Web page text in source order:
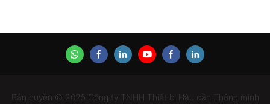
Bản quyền © 2025 Công ty TNHH Thiết bị Hậu cần Thông minh